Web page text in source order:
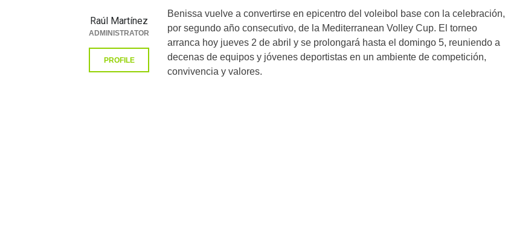
Benissa vuelve a convertirse en epicentro del voleibol base con la celebración,
por segundo año consecutivo, de la Mediterranean Volley Cup. El torneo
arranca hoy jueves 2 de abril y se prolongará hasta el domingo 5, reuniendo a
decenas de equipos y jóvenes deportistas en un ambiente de competición,
convivencia y valores.
Raúl Martínez
ADMINISTRATOR
PROFILE